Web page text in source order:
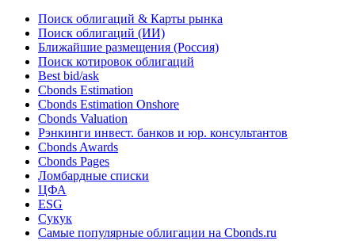
Поиск облигаций & Карты рынка
Поиск облигаций (ИИ)
Ближайшие размещения (Россия)
Поиск котировок облигаций
Best bid/ask
Cbonds Estimation
Cbonds Estimation Onshore
Cbonds Valuation
Рэнкинги инвест. банков и юр. консультантов
Cbonds Awards
Cbonds Pages
Ломбардные списки
ЦФА
ESG
Сукук
Самые популярные облигации на Cbonds.ru